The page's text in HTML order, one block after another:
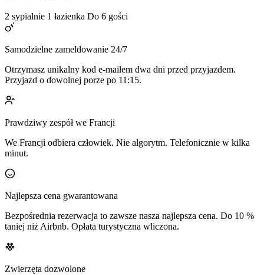
2 sypialnie 1 łazienka Do 6 gości
Samodzielne zameldowanie 24/7
Otrzymasz unikalny kod e-mailem dwa dni przed przyjazdem.
Przyjazd o dowolnej porze po 11:15.
Prawdziwy zespół we Francji
We Francji odbiera człowiek. Nie algorytm. Telefonicznie w kilka
minut.
Najlepsza cena gwarantowana
Bezpośrednia rezerwacja to zawsze nasza najlepsza cena. Do 10 %
taniej niż Airbnb. Opłata turystyczna wliczona.
Zwierzęta dozwolone